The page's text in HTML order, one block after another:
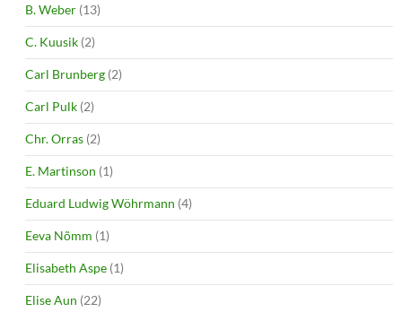
B. Weber (13)
C. Kuusik (2)
Carl Brunberg (2)
Carl Pulk (2)
Chr. Orras (2)
E. Martinson (1)
Eduard Ludwig Wöhrmann (4)
Eeva Nõmm (1)
Elisabeth Aspe (1)
Elise Aun (22)